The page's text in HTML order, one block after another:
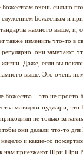
очень сильно
служением Божествам и
намного выше, и,
также изменить что-то в
они замечают,
Даже, если вы
выше. Это очень
Божества – это не просто
матаджи-пуджари, это
не только за
они делали что-то
и какие-то
к нам приезжают Шри Шри